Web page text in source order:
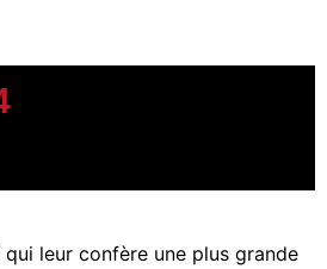
leur confère une plus grande